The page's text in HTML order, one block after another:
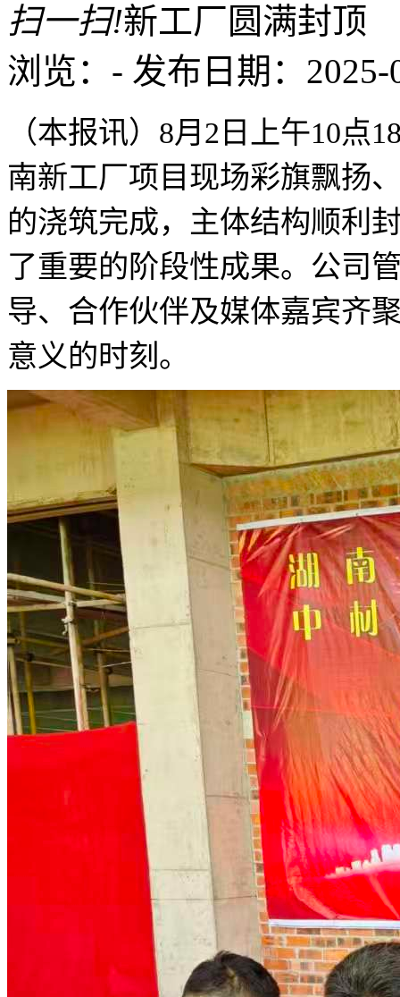
扫一扫!
浏览： - 发布日期：2025-
（本报讯） 8月 2 日上午10点
南新工厂项目现场彩旗飘扬
的浇筑完成，主体结构顺利
了重要的阶段性成果。公司
导、合作伙伴及媒体嘉宾齐
意义的时刻。